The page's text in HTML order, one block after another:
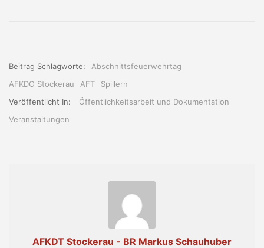
Beitrag Schlagworte:
Abschnittsfeuerwehrtag
AFKDO Stockerau
AFT
Spillern
Veröffentlicht In:
Öffentlichkeitsarbeit und Dokumentation
Veranstaltungen
AFKDT Stockerau - BR Markus Schauhuber